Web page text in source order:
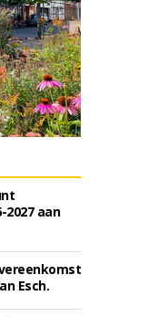
aan
Esch.